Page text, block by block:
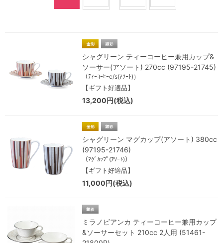
シャグリーン ティーコーヒー兼用カップ&
ソーサー(アソート) 270cc (97195-21745)
（ﾃｨｰｺｰﾋｰc/s(ｱｿｰﾄ)）
【ギフト好適品】
13,200円(税込)
シャグリーン マグカップ(アソート) 380cc
(97195-21746)
（ﾏｸﾞｶｯﾌﾟ(ｱｿｰﾄ)）
【ギフト好適品】
11,000円(税込)
ミラノビアンカ ティーコーヒー兼用カップ
&ソーサーセット 210cc 2人用 (51461-